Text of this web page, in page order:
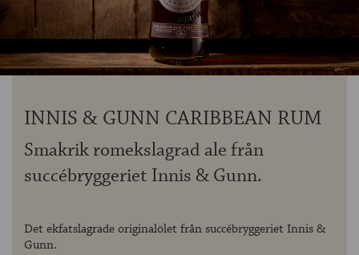
OM ÖLKOLLEN
KONTAKTA OSS
INNIS & GUNN CARIBBEAN RUM
Smakrik romekslagrad ale från
succébryggeriet Innis & Gunn.
Det ekfatslagrade originalölet från succébryggeriet Innis &
Gunn.